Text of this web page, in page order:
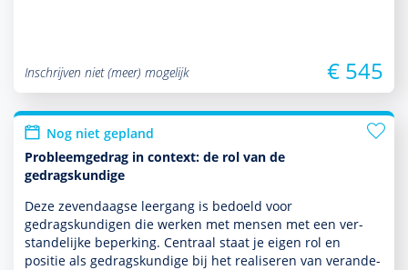
Inschrijven niet (meer) mogelijk € 545
Nog niet gepland
Probleemgedrag in context: de rol van de
gedragskundige
Deze zevendaagse leergang is bedoeld voor
gedragskundigen die werken met mensen met een ver­
stande­lijke beper­king. Centraal staat je eigen rol en
positie als gedragskundige bij het realiseren van veran­de­